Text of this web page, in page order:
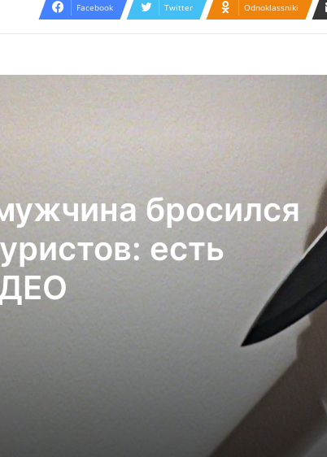
Facebook Twitter Odnoklassniki
бросился
есть
в огонь
короля